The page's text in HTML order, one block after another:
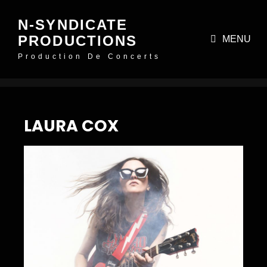
N-SYNDICATE
PRODUCTIONS
Production De Concerts
MENU
LAURA COX